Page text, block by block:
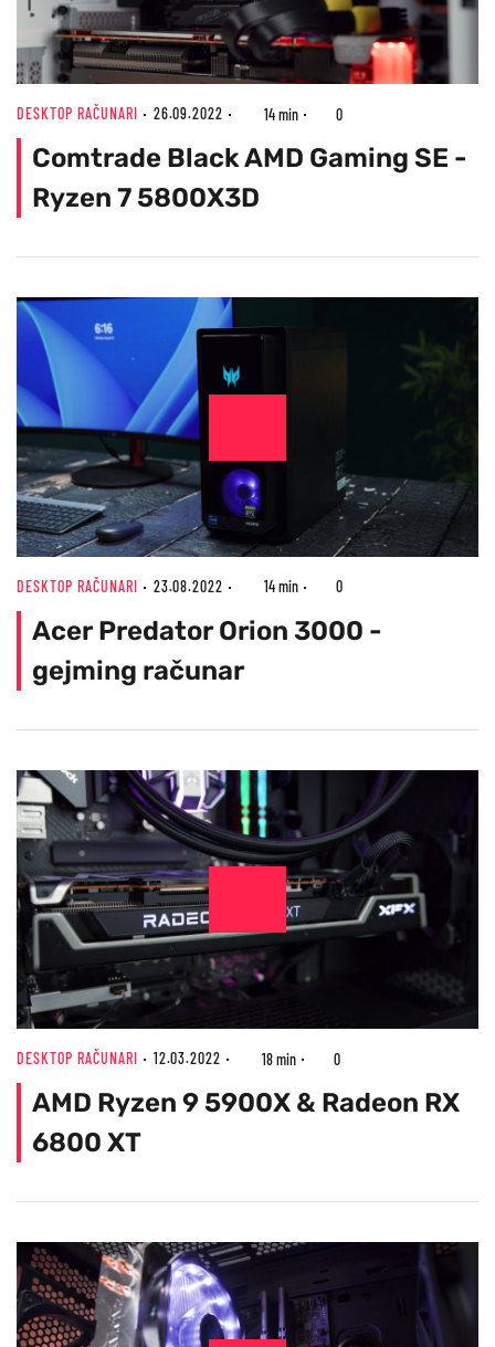
DESKTOP RAČUNARI 26.09.2022 14 min 0
Comtrade Black AMD Gaming SE -
Ryzen 7 5800X3D
DESKTOP RAČUNARI 23.08.2022 14 min 0
Acer Predator Orion 3000 -
gejming računar
DESKTOP RAČUNARI 12.03.2022 18 min 0
AMD Ryzen 9 5900X & Radeon RX
6800 XT